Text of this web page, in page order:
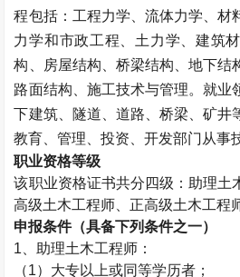
程包括：工程力学、流体力学、材
力学和市政工程、土力学、建筑
构、房屋结构、桥梁结构、地下结
路面结构、施工技术与管理。就业
下建筑、隧道、道路、桥梁、矿井
教育、管理、投资、开发部门从事
职业资格等级
该职业资格证书共分四级：助理土
高级土木工程师 、正高级土木工程
申报条件（具备下列条件之一）
1、助理土木工程师 ：
（1）大专以上或同等学历者；